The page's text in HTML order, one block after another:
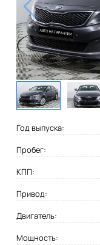
Год выпуска:
Пробег:
КПП:
Привод:
Двигатель:
Мощность: